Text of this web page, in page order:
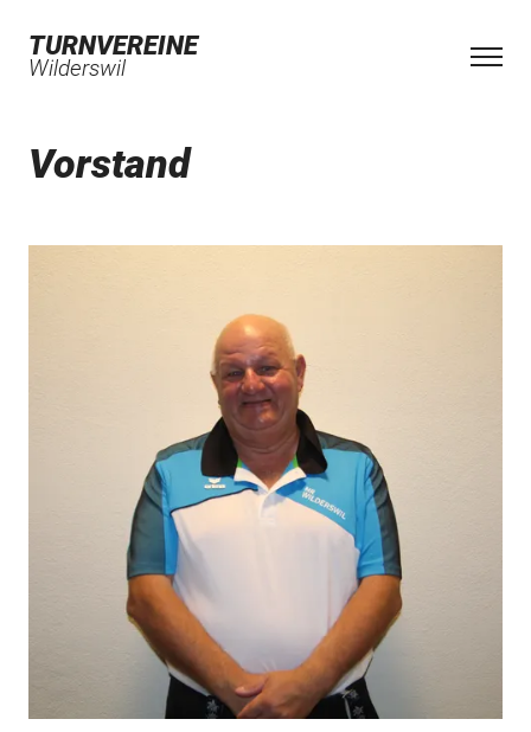
TURNVEREINE
Wilderswil
Jugendturnen
Männerriege
Jahres- und Trainingsprogramm
Impressionen/Fotos
Vorstand